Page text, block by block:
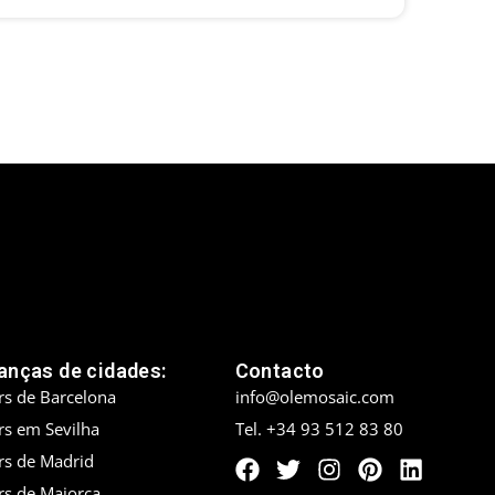
de cidades:
de Barcelona
em Sevilha
de Madrid
Contacto
info@olemosaic.com
Tel. +34 93 512 83 80